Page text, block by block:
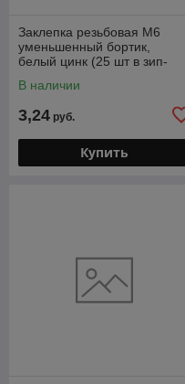
Заклепка резьбовая М6
уменьшенный бортик,
белый цинк (25 шт в зип-
В наличии
3,24 руб.
Купить